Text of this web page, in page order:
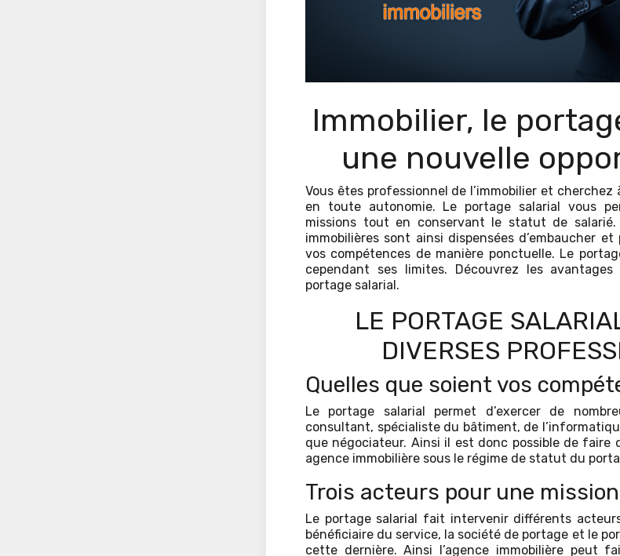
Immobilier, le
une nouvelle
Vous êtes professionnel de l’immobilier et
en toute autonomie. Le portage salarial vous
missions tout en conservant le statut de salarié.
immobilières sont ainsi dispensées d’embaucher
vos compétences de manière ponctuelle. Le
cependant ses limites. Découvrez les
portage salarial.
LE PORTAGE
DIVERSES
Quelles que soient vos
Le portage salarial permet d’exercer de
consultant, spécialiste du bâtiment, de
que négociateur. Ainsi il est donc possible de faire
agence immobilière sous le régime de statut du
Trois acteurs pour une mission
Le portage salarial fait intervenir différents
bénéficiaire du service, la société de portage et le
cette dernière. Ainsi l’agence immobilière peut